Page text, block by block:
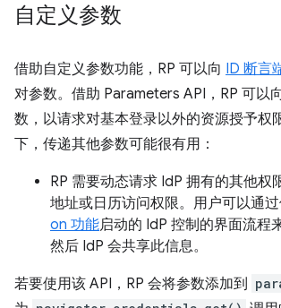
自定义参数
借助自定义参数功能，RP 可以向 ID 断言
对参数。借助 Parameters API，RP 可以
数，以请求对基本登录以外的资源授予权
下，传递其他参数可能很有用：
RP 需要动态请求 IdP 拥有的其他权
地址或日历访问权限。用户可以通
on 功能启动的 IdP 控制的界面流程
然后 IdP 会共享此信息。
若要使用该 API，RP 会将参数添加到